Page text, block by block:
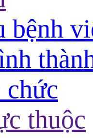
bệnh
chức
thuộc